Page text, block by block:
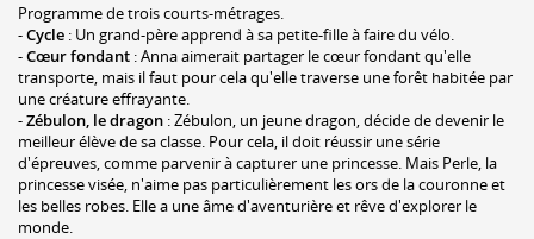
Programme de trois courts-métrages.
-Cycle : Un grand-père apprend à sa petite-fille à faire du vélo.
-Cœur fondant : Anna aimerait partager le cœur fondant qu'elle
transporte, mais il faut pour cela qu'elle traverse une forêt habitée par
une créature effrayante.
-Zébulon, le dragon : Zébulon, un jeune dragon, décide de devenir le
meilleur élève de sa classe. Pour cela, il doit réussir une série
d'épreuves, comme parvenir à capturer une princesse. Mais Perle, la
princesse visée, n'aime pas particulièrement les ors de la couronne et
les belles robes. Elle a une âme d'aventurière et rêve d'explorer le
monde.